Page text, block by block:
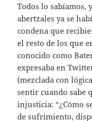
Todos lo sabíamos,
abertzales ya se
condena que
el resto de los que
conocido como
expresaba en
(mezclada con
sentir cuando sabe
injusticia: “¿Cómo
de sufrimiento,